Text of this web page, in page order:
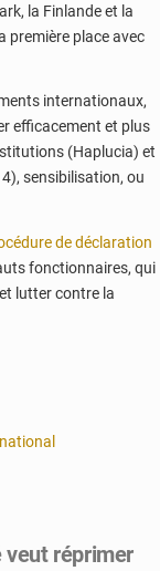
la Finlande et la
première place avec
internationaux,
efficacement et plus
(Haplucia) et
sensibilisation, ou
de déclaration
fonctionnaires, qui
lutter contre la
veut réprimer